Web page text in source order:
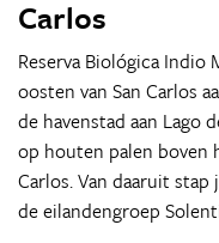
Carlos
Reserva Biológica Indio
oosten van San Carlos
de havenstad aan Lago
op houten palen boven
Carlos. Van daaruit
de eilandengroep